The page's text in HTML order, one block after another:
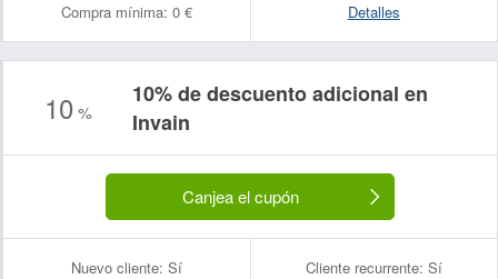
Compra mínima: 0 € Detalles
10 %
10% de descuento adicional en
Invain
Canjea el cupón
Nuevo cliente: Sí Cliente recurrente: Sí